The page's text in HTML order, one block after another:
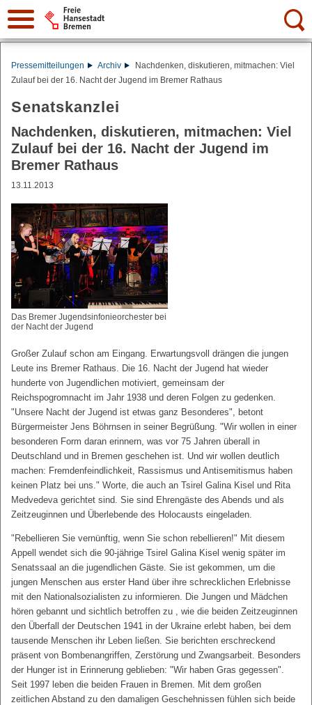
Suche:
Pressemitteilungen Archiv
Nachdenken, diskutieren, mitmachen: Viel
Zulauf bei der 16. Nacht der Jugend im Bremer Rathaus
Senatskanzlei
Nachdenken, diskutieren, mitmachen: Viel
Zulauf bei der 16. Nacht der Jugend im
Bremer Rathaus
13.11.2013
Das Bremer Jugendsinfonieorchester bei
der Nacht der Jugend
Großer Zulauf schon am Eingang. Erwartungsvoll drängen die jungen
Leute ins Bremer Rathaus. Die 16. Nacht der Jugend hat wieder
hunderte von Jugendlichen motiviert, gemeinsam der
Reichspogromnacht im Jahr 1938 und deren Folgen zu gedenken.
"Unsere Nacht der Jugend ist etwas ganz Besonderes", betont
Bürgermeister Jens Böhrnsen in seiner Begrüßung. "Wir wollen in einer
besonderen Form daran erinnern, was vor 75 Jahren überall in
Deutschland und in Bremen geschehen ist. Und wir wollen deutlich
machen: Fremdenfeindlichkeit, Rassismus und Antisemitismus haben
keinen Platz bei uns." Worte, die auch an Tsirel Galina Kisel und Rita
Medvedeva gerichtet sind. Sie sind Ehrengäste des Abends und als
Zeitzeuginnen und Überlebende des Holocausts eingeladen.
"Rebellieren Sie vernünftig, wenn Sie schon rebellieren!" Mit diesem
Appell wendet sich die 90-jährige Tsirel Galina Kisel wenig später im
Senatssaal an die jugendlichen Gäste. Sie ist gekommen, um die
jungen Menschen aus erster Hand über ihre schrecklichen Erlebnisse
mit den Nationalsozialisten zu informieren. Die Jungen und Mädchen
hören gebannt und sichtlich betroffen zu , wie die beiden Zeitzeuginnen
den Überfall der Deutschen 1941 in der Ukraine erlebt haben, bei dem
tausende Menschen ihr Leben ließen. Sie berichten erschreckend
präsent von Bombenangriffen, Zerstörung und Zwangsarbeit. Besonders
der Hunger ist in Erinnerung geblieben: "Wir haben Gras gegessen".
Seit 1997 leben die beiden Frauen in Bremen. Mit dem großen
zeitlichen Abstand zu den damaligen Geschehnissen fühlen sich beide